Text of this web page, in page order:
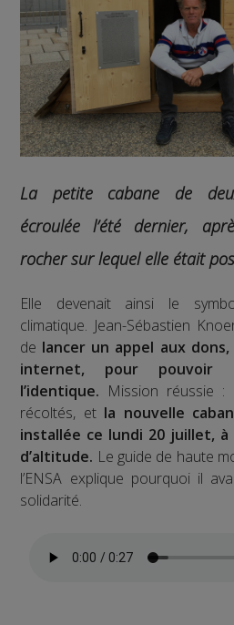
La petite cabane de
écroulée l’été dernier,
rocher sur lequel elle était
Elle devenait ainsi le
climatique. Jean-Sébastien
de lancer un appel aux
internet, pour pouvoir
l’identique. Mission réussie
récoltés, et la nouvelle
installée ce lundi 20 juillet,
d’altitude. Le guide de haute
l’ENSA explique pourquoi il
solidarité.